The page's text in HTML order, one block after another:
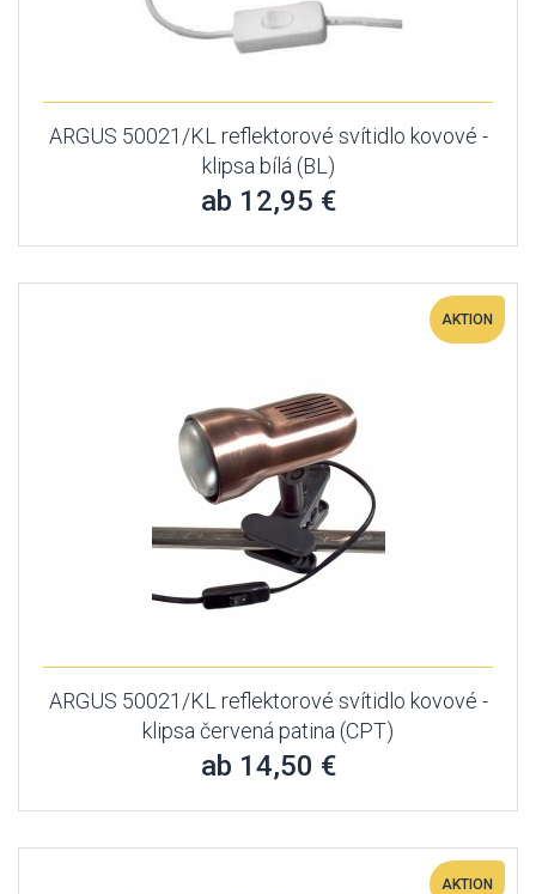
ARGUS 50021/KL reflektorové svítidlo kovové -
klipsa bílá (BL)
ab 12,95 €
AKTION
ARGUS 50021/KL reflektorové svítidlo kovové -
klipsa červená patina (CPT)
ab 14,50 €
AKTION